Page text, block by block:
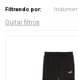
Filtrando por:
Quitar filtros